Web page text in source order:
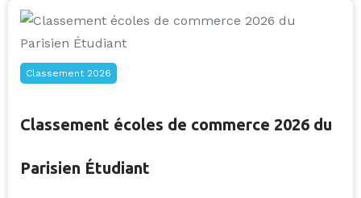
Classement 2026
Classement écoles de commerce 2026 du
Parisien Étudiant